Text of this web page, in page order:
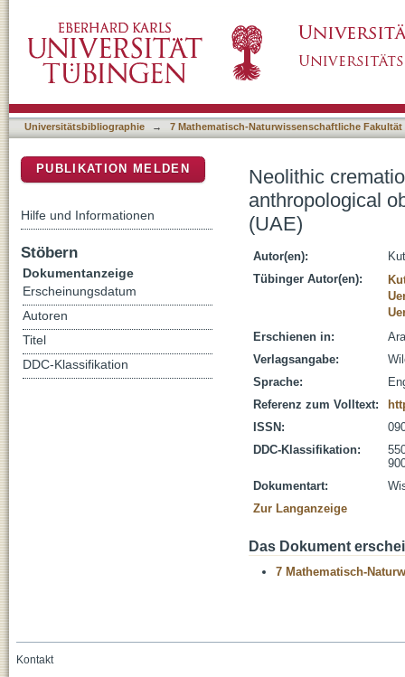
NE10 in the Emirate of Sharjah (UAE)
Universitätsbibliographie → 7 Mathematisch-Naturwissenschaftliche Fakultät
Neolithic
anthropological
(UAE)
Autor(en):
Tübinger Autor(en):
Erschienen in:
Verlagsangabe:
Sprache:
Referenz zum Volltext:
ISSN:
DDC-Klassifikation:
Dokumentart:
Zur Langanzeige
Das Dokument
7 Mathematisch-
PUBLIKATION MELDEN
Hilfe und Informationen
Stöbern
Dokumentanzeige
Erscheinungsdatum
Autoren
Titel
DDC-Klassifikation
Kontakt